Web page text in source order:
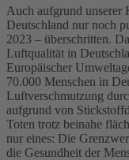
Auch aufgrund unserer
Deutschland nur noch
2023 – überschritten.
Luftqualität in
Europäischer
70.000 Menschen in
Luftverschmutzung
aufgrund von
Toten trotz beinahe
nur eines: Die
die Gesundheit der